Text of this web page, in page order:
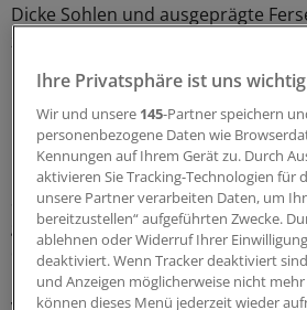
Dicke Sohlen und ausgeprägte
zwingen den Fuß geradezu in die
"Der Hebelarm des Sportschuhs ist
natürlichen Fußbewegung!"
Lieblingsschuhe von Athleten
Hightech-Produkte, sondern
Schnickschnack. Das
gute Passform an Vor- und
der subjektiv empfundenen guten
Gegensatz zu physikalischen
Ihre Privatsphäre ist uns wichtig
Wir und unsere 145-Partner speichern
personenbezogene Daten wie
Kennungen auf Ihrem Gerät zu. Durch
aktivieren Sie Tracking-Technologien für
unsere Partner verarbeiten Daten, um
bereitzustellen“ aufgeführten Zwecke.
ablehnen oder Widerruf Ihrer
deaktiviert. Wenn Tracker deaktiviert
und Anzeigen möglicherweise nicht
können dieses Menü jederzeit wieder